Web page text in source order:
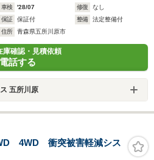
車検
'28/07 修復
なし
保証
保証付 整備
法定整備付
住所
青森県五所川原市
庫確認・見積依頼
電話する
五所川原
4WD 衝突被害軽減シス